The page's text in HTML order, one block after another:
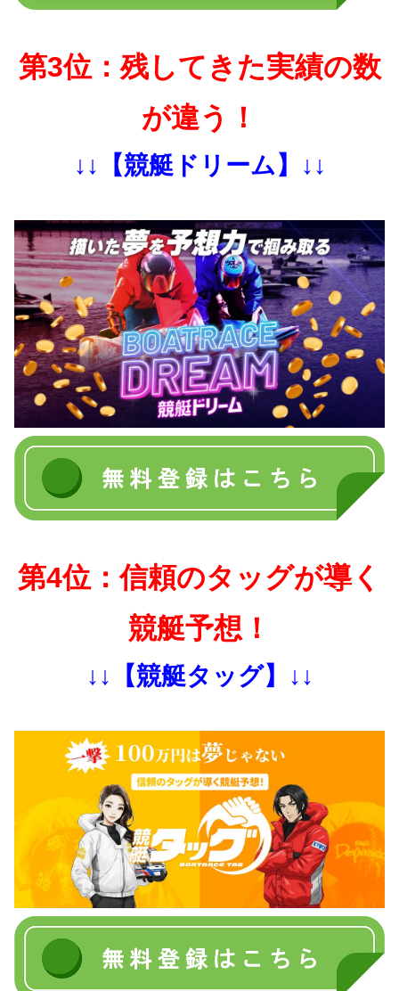
第3位：残してきた実績の数
が違う！
↓↓【競艇ドリーム】↓↓
第4位：信頼のタッグが導く
競艇予想！
↓↓【競艇タッグ】↓↓